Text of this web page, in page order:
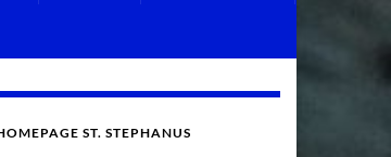
ST. STEPHANUS